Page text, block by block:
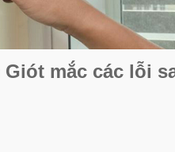
mắc các lỗi